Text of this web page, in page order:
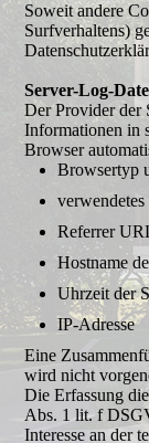
Soweit andere
Surfverhaltens)
Server-Log-
Der Provider der
Informationen in
Browser
Browsertyp
Referrer
Hostname
Uhrzeit der
IP-Adresse
Eine
wird nicht
Die Erfassung
Abs. 1 lit. f
Interesse an der